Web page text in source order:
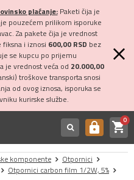
plaćanje:Paketi čija je
pouzećem prilikom isporuke
Za pakete čija je vrednost
i iznosi 600,00 RSD bez
se kupcu po prijemu
je vrednost veća od 20.000,00
troškove transporta snosi
od ovog iznosa, isporuka se
kurirske službe.
https shopping_cart0
komponente
Otpornici
Otpornici carbon film 1/2W, 5%